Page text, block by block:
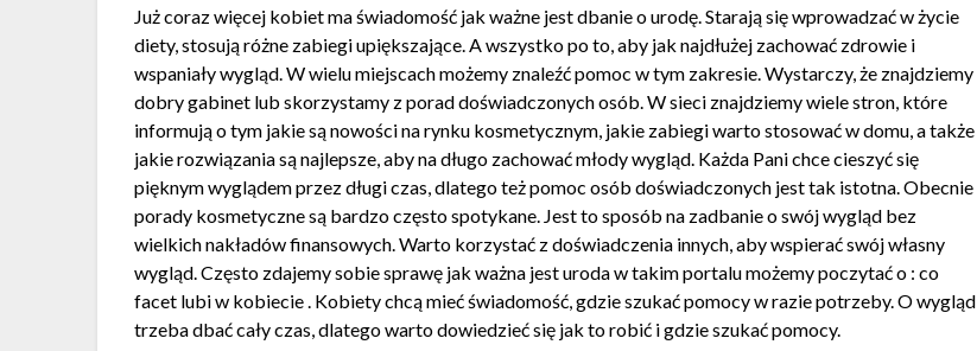
Już coraz więcej kobiet ma świadomość jak ważne jest dbanie o urodę. Starają się wprowadzać w życie
diety, stosują różne zabiegi upiększające. A wszystko po to, aby jak najdłużej zachować zdrowie i
wspaniały wygląd. W wielu miejscach możemy znaleźć pomoc w tym zakresie. Wystarczy, że znajdziemy
dobry gabinet lub skorzystamy z porad doświadczonych osób. W sieci znajdziemy wiele stron, które
informują o tym jakie są nowości na rynku kosmetycznym, jakie zabiegi warto stosować w domu, a także
jakie rozwiązania są najlepsze, aby na długo zachować młody wygląd. Każda Pani chce cieszyć się
pięknym wyglądem przez długi czas, dlatego też pomoc osób doświadczonych jest tak istotna. Obecnie
porady kosmetyczne są bardzo często spotykane. Jest to sposób na zadbanie o swój wygląd bez
wielkich nakładów finansowych. Warto korzystać z doświadczenia innych, aby wspierać swój własny
wygląd. Często zdajemy sobie sprawę jak ważna jest uroda w takim portalu możemy poczytać o : co
facet lubi w kobiecie . Kobiety chcą mieć świadomość, gdzie szukać pomocy w razie potrzeby. O wygląd
trzeba dbać cały czas, dlatego warto dowiedzieć się jak to robić i gdzie szukać pomocy.